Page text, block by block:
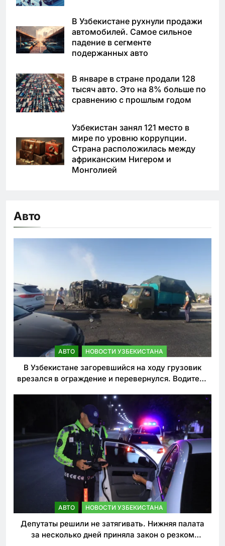
В Узбекистане рухнули продажи
автомобилей. Самое сильное
падение в сегменте
подержанных авто
В январе в стране продали 128
тысяч авто. Это на 8% больше по
сравнению с прошлым годом
Узбекистан занял 121 место в
мире по уровню коррупции.
Страна расположилась между
африканским Нигером и
Монголией
Авто
АВТО НОВОСТИ УЗБЕКИСТАНА
В Узбекистане загоревшийся на ходу грузовик
врезался в ограждение и перевернулся. Водитель
АВТО НОВОСТИ УЗБЕКИСТАНА
Депутаты решили не затягивать. Нижняя палата
за несколько дней приняла закон о резком